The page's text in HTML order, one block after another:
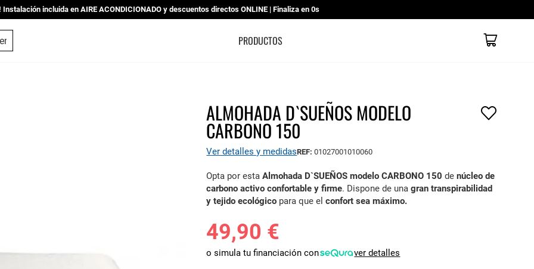
Instalación incluida en AIRE ACONDICIONADO y descuentos directos ONLINE | Finaliza en 0s
PRODUCTOS
ALMOHADA D`SUEÑOS MODELO
CARBONO 150
Ver detalles y medidasREF: 01027001010060
Opta por estaAlmohada D`SUEÑOS modelo CARBONO 150 denúcleo de
carbono activo confortable y firme. Dispone de una gran transpirabilidad
y tejido ecológico para que elconfort sea máximo.
49,90 €
o simula tu financiación con ver detalles